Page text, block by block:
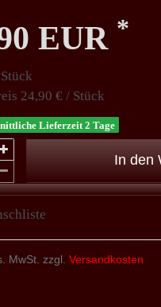
EUR *
Stück
24,90 € / Stück
Lieferzeit 2 Tage
In den
MwSt. zzgl. Versandkosten